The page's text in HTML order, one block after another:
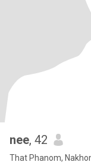
nee, 42
That Phanom,